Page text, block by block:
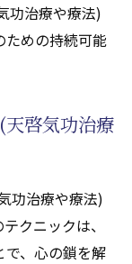
功治療や療法)
ための持続可能
啓気功治療
功治療や療法)
クニックは、
、心の鎖を解